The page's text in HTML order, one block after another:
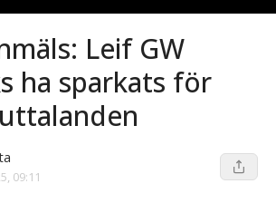
Leif GW
ha sparkats för
09:11